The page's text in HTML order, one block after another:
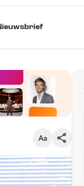
Klein
Kopieer link